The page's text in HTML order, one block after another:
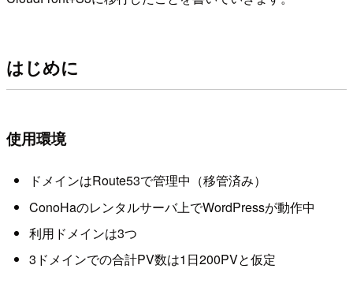
はじめに
使用環境
ドメインはRoute53で管理中（移管済み）
ConoHaのレンタルサーバ上でWordPressが動作中
利用ドメインは3つ
3ドメインでの合計PV数は1日200PVと仮定